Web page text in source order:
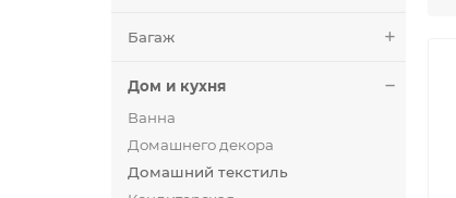
Багаж
Дом и кухня
Ванна
Домашнего декора
Домашний текстиль